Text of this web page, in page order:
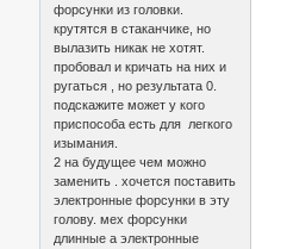
форсунки из головки.
крутятся в стаканчике, но
вылазить никак не хотят.
пробовал и кричать на них и
ругаться , но результата 0.
подскажите может у кого
приспособа есть для легкого
изымания.
2 на будущее чем можно
заменить . хочется поставить
электронные форсунки в эту
голову. мех форсунки
длинные а электронные